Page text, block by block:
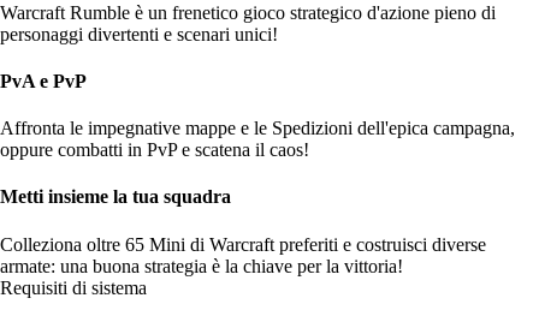
Warcraft Rumble è un frenetico gioco strategico d'azione pieno di
personaggi divertenti e scenari unici!
PvA e PvP
Affronta le impegnative mappe e le Spedizioni dell'epica campagna,
oppure combatti in PvP e scatena il caos!
Metti insieme la tua squadra
Colleziona oltre 65 Mini di Warcraft preferiti e costruisci diverse
armate: una buona strategia è la chiave per la vittoria!
Requisiti di sistema